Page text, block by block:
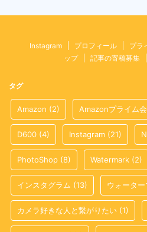
Instagram プロフィール プラ
ップ
記事の寄稿募集
タグ
Amazon (2) Amazonプライム
D600 (4) Instagram (21)
PhotoShop (8) Watermark (2)
インスタグラム (13) ウォーター
カメラ好きな人と繋がりたい (1)